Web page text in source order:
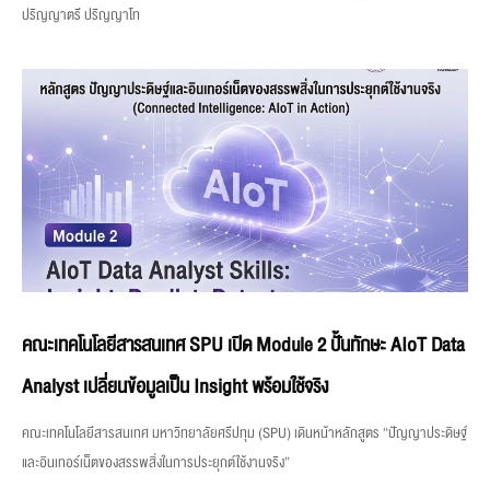
ปริญญาตรี ปริญญาโท
คณะเทคโนโลยีสารสนเทศ SPU เปิด Module 2 ปั้นทักษะ AIoT Data
Analyst เปลี่ยนข้อมูลเป็น Insight พร้อมใช้จริง
คณะเทคโนโลยีสารสนเทศ มหาวิทยาลัยศรีปทุม (SPU) เดินหน้าหลักสูตร “ปัญญาประดิษฐ์
และอินเทอร์เน็ตของสรรพสิ่งในการประยุกต์ใช้งานจริง”